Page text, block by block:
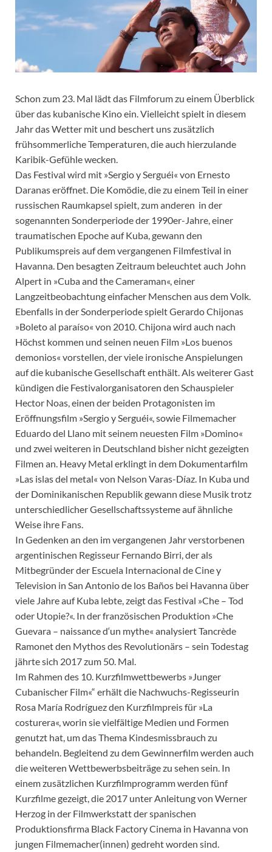
Schon zum 23. Mal lädt das Filmforum zu einem Überblick
über das kubanische Kino ein. Vielleicht spielt in diesem
Jahr das Wetter mit und beschert uns zusätzlich
frühsommerliche Temperaturen, die auch hierzulande
Karibik-Gefühle wecken.
Das Festival wird mit »Sergio y Serguéi« von Ernesto
Daranas eröffnet. Die Komödie, die zu einem Teil in einer
russischen Raumkapsel spielt, zum anderen in der
sogenannten Sonderperiode der 1990er-Jahre, einer
traumatischen Epoche auf Kuba, gewann den
Publikumspreis auf dem vergangenen Filmfestival in
Havanna. Den besagten Zeitraum beleuchtet auch John
Alpert in »Cuba and the Cameraman«, einer
Langzeitbeobachtung einfacher Menschen aus dem Volk.
Ebenfalls in der Sonderperiode spielt Gerardo Chijonas
»Boleto al paraíso« von 2010. Chijona wird auch nach
Höchst kommen und seinen neuen Film »Los buenos
demonios« vorstellen, der viele ironische Anspielungen
auf die kubanische Gesellschaft enthält. Als weiterer Gast
kündigen die Festivalorganisatoren den Schauspieler
Hector Noas, einen der beiden Protagonisten im
Eröffnungsfilm »Sergio y Serguéi«, sowie Filmemacher
Eduardo del Llano mit seinem neuesten Film »Domino«
und zwei weiteren in Deutschland bisher nicht gezeigten
Filmen an. Heavy Metal erklingt in dem Dokumentarfilm
»Las islas del metal« von Nelson Varas-Díaz. In Kuba und
der Dominikanischen Republik gewann diese Musik trotz
unterschiedlicher Gesellschaftssysteme auf ähnliche
Weise ihre Fans.
In Gedenken an den im vergangenen Jahr verstorbenen
argentinischen Regisseur Fernando Birri, der als
Mitbegründer der Escuela Internacional de Cine y
Television in San Antonio de los Baños bei Havanna über
viele Jahre auf Kuba lebte, zeigt das Festival »Che – Tod
oder Utopie?«. In der französischen Produktion »Che
Guevara – naissance d‘un mythe« analysiert Tancrède
Ramonet den Mythos des Revolutionärs – sein Todestag
jährte sich 2017 zum 50. Mal.
Im Rahmen des 10. Kurzfilmwettbewerbs »Junger
Cubanischer Film«“ erhält die Nachwuchs-Regisseurin
Rosa María Rodríguez den Kurzfilmpreis für »La
costurera«, worin sie vielfältige Medien und Formen
genutzt hat, um das Thema Kindesmissbrauch zu
behandeln. Begleitend zu dem Gewinnerfilm werden auch
die weiteren Wettbewerbsbeiträge zu sehen sein. In
einem zusätzlichen Kurzfilmprogramm werden fünf
Kurzfilme gezeigt, die 2017 unter Anleitung von Werner
Herzog in der Filmwerkstatt der spanischen
Produktionsfirma Black Factory Cinema in Havanna von
jungen Filmemacher(innen) gedreht worden sind.